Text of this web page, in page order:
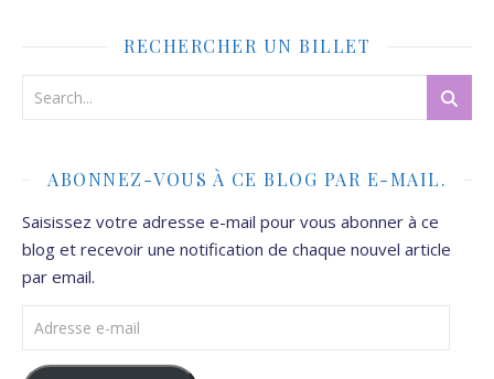
RECHERCHER UN BILLET
ABONNEZ-VOUS À CE BLOG PAR E-MAIL.
Saisissez votre adresse e-mail pour vous abonner à ce
blog et recevoir une notification de chaque nouvel article
par email.
Adresse e-mail